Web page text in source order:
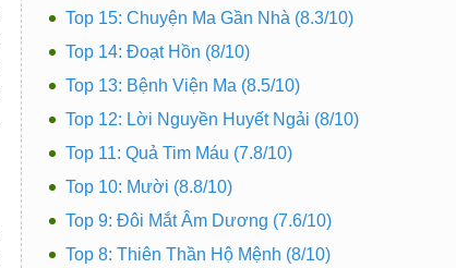
Top 15: Chuyện Ma Gần Nhà (8.3/10)
Top 14: Đoạt Hồn (8/10)
Top 13: Bệnh Viện Ma (8.5/10)
Top 12: Lời Nguyền Huyết Ngải (8/10)
Top 11: Quả Tim Máu (7.8/10)
Top 10: Mười (8.8/10)
Top 9: Đôi Mắt Âm Dương (7.6/10)
Top 8: Thiên Thần Hộ Mệnh (8/10)